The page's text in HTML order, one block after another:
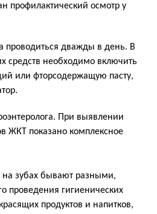
профилактический осмотр у
проводиться дважды в день. В
средств необходимо включить
или фторсодержащую пасту,
При выявлении
ЖКТ показано комплексное
зубах бывают разными,
проведения гигиенических
продуктов и напитков,